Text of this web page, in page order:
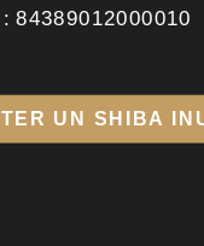
84389012000010
UN SHIBA